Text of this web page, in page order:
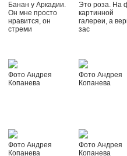
Банан у Аркадии.
Он мне просто
нравится, он
стреми
Это роза. На
картинной
галереи, а
зас
Фото Андрея
Копанева
Фото Андрея
Копанева
Фото Андрея
Копанева
Фото Андрея
Копанева